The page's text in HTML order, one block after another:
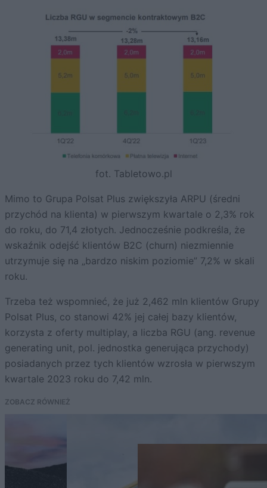
fot. Tabletowo.pl
Mimo to Grupa Polsat Plus zwiększyła ARPU (średni
przychód na klienta) w pierwszym kwartale o 2,3% rok
do roku, do 71,4 złotych. Jednocześnie podkreśla, że
wskaźnik odejść klientów B2C (churn) niezmiennie
utrzymuje się na „bardzo niskim poziomie” 7,2% w skali
roku.
Trzeba też wspomnieć, że już 2,462 mln klientów Grupy
Polsat Plus, co stanowi 42% jej całej bazy klientów,
korzysta z oferty multiplay, a liczba RGU (ang. revenue
generating unit, pol. jednostka generująca przychody)
posiadanych przez tych klientów wzrosła w pierwszym
kwartale 2023 roku do 7,42 mln.
ZOBACZ RÓWNIEŻ